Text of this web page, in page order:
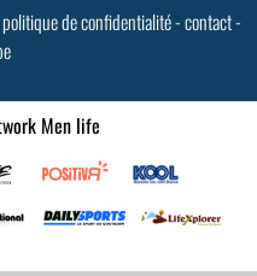
politique de confidentialité-contact-
Men life